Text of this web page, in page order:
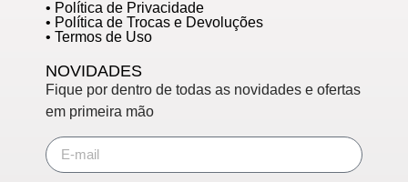
• Política de Privacidade
• Política de Trocas e Devoluções
• Termos de Uso
NOVIDADES
Fique por dentro de todas as novidades e ofertas
em primeira mão